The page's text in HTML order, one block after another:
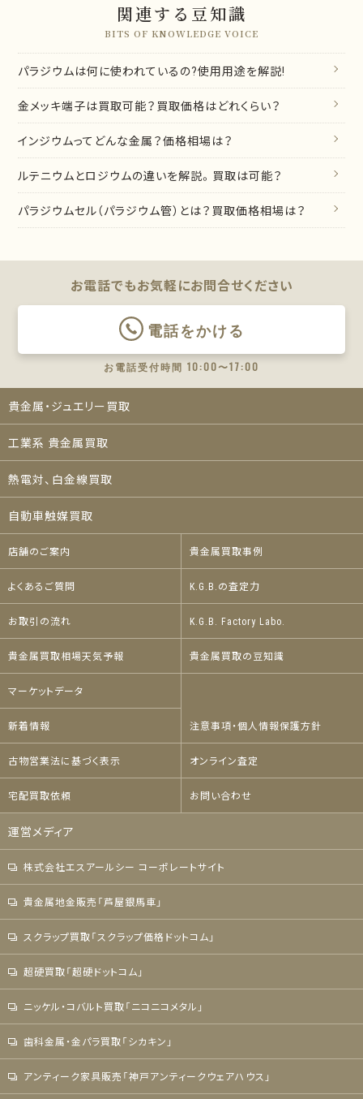
関連する豆知識
BITS OF KNOWLEDGE VOICE
パラジウムは何に使われているの?使用用途を解説!
金メッキ端子は買取可能？買取価格はどれくらい？
インジウムってどんな金属？価格相場は？
ルテニウムとロジウムの違いを解説。買取は可能？
パラジウムセル（パラジウム管）とは？買取価格相場は？
お電話でもお気軽にお問合せください
電話をかける
お電話受付時間 10:00〜17:00
貴金属・ジュエリー買取
工業系 貴金属買取
熱電対、白金線買取
自動車触媒買取
店舗のご案内 貴金属買取事例
よくあるご質問 K.G.B.の査定力
お取引の流れ K.G.B. Factory Labo.
貴金属買取相場天気予報 貴金属買取の豆知識
マーケットデータ
新着情報 注意事項・個人情報保護方針
古物営業法に基づく表示 オンライン査定
宅配買取依頼 お問い合わせ
運営メディア
株式会社エスアールシー コーポレートサイト
貴金属地金販売「芦屋銀馬車」
スクラップ買取「スクラップ価格ドットコム」
超硬買取「超硬ドットコム」
ニッケル・コバルト買取「ニコニコメタル」
歯科金属・金パラ買取「シカキン」
アンティーク家具販売「神戸アンティークウェアハウス」